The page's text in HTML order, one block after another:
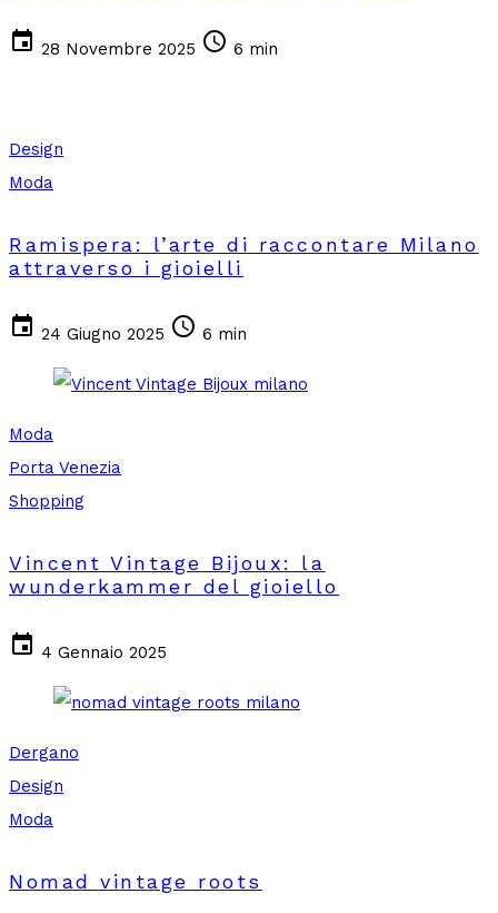
event 28 Novembre 2025 schedule 6 min
Design
Moda
Ramispera: l’arte di raccontare Milano
attraverso i gioielli
event 24 Giugno 2025 schedule 6 min
Moda
Porta Venezia
Shopping
Vincent Vintage Bijoux: la
wunderkammer del gioiello
event 4 Gennaio 2025
Dergano
Design
Moda
Nomad vintage roots